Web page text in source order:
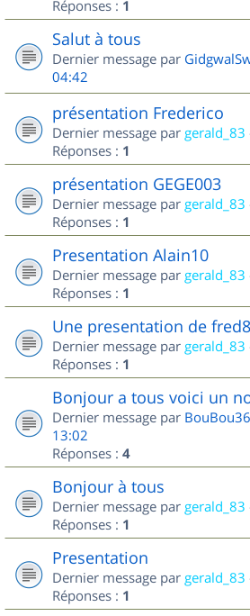
Réponses : 1
Salut à tous
Dernier message par
04:42
présentation Frederico
Dernier message par gerald_83
Réponses : 1
présentation GEGE003
Dernier message par gerald_83
Réponses : 1
Presentation Alain10
Dernier message par gerald_83
Réponses : 1
Une presentation de
Dernier message par gerald_83
Réponses : 1
Bonjour a tous voici un
Dernier message par
13:02
Réponses : 4
Bonjour à tous
Dernier message par gerald_83
Réponses : 1
Presentation
Dernier message par gerald_83
Réponses : 1